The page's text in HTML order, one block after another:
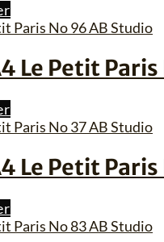
Le Petit
Le Petit